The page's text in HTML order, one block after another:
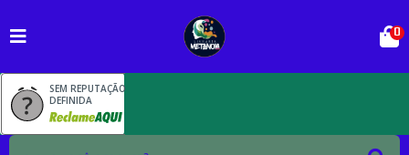
SEM REPUTAÇÃO
DEFINIDA
0